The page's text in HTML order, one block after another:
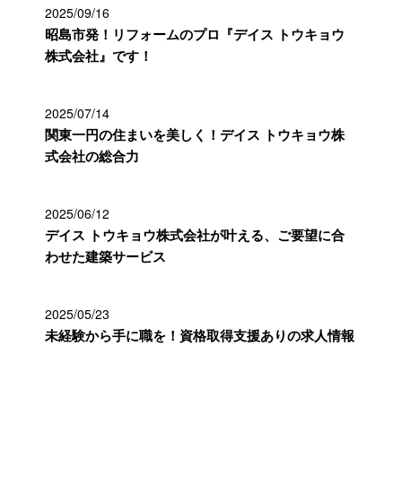
2025/09/16
昭島市発！リフォームのプロ『デイス トウキョウ
株式会社』です！
2025/07/14
関東一円の住まいを美しく！デイス トウキョウ株
式会社の総合力
2025/06/12
デイス トウキョウ株式会社が叶える、ご要望に合
わせた建築サービス
2025/05/23
未経験から手に職を！資格取得支援ありの求人情報